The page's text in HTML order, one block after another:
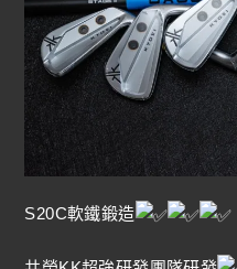
S20C軟鐵鍛造